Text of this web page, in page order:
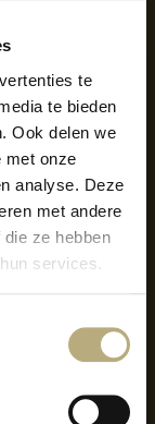
te
te bieden
Ook delen we
met onze
analyse. Deze
met andere
ze hebben
services.